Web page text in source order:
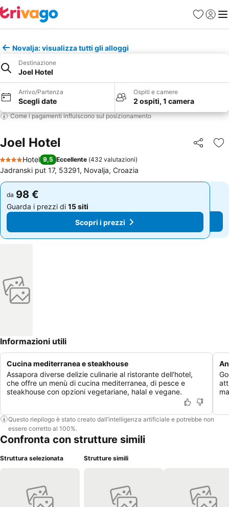
PreferitiAccedi
Novalja: visualizza tutti gli alloggi
Destinazione
Joel Hotel
Arrivo/Partenza
Scegli date
Ospiti e camere
2 ospiti, 1 camera
Come i pagamenti influiscono sul posizionamento
Joel Hotel Condividi
4 Stelle
Hotel 9,5 Eccellente (432 valutazioni)
Jadranski put 17, 53291, Novalja, Croazia
da 98 €
Guarda i prezzi di 15 siti
Scopri i prezzi
da 98 €
Guarda i prezzi di 15 siti
Scopri i prezzi
Informazioni utili
Cucina mediterranea e steakhouse
Assapora diverse delizie culinarie al ristorante dell'hotel,
che offre un menù di cucina mediterranea, di pesce e
steakhouse con opzioni vegetariane, halal e vegane.
Questo riepilogo è stato creato dall’intelligenza artificiale e potrebbe non
essere corretto al 100%.
Confronta con strutture simili
Struttura selezionata Strutture simili